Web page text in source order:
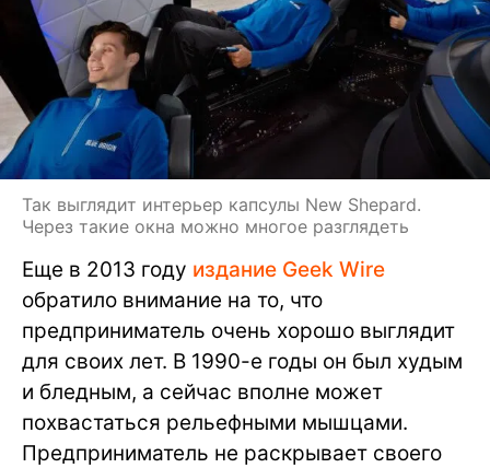
Так выглядит интерьер капсулы New Shepard.
Через такие окна можно многое разглядеть
Еще в 2013 году издание Geek Wire
обратило внимание на то, что
предприниматель очень хорошо выглядит
для своих лет. В 1990-е годы он был худым
и бледным, а сейчас вполне может
похвастаться рельефными мышцами.
Предприниматель не раскрывает своего